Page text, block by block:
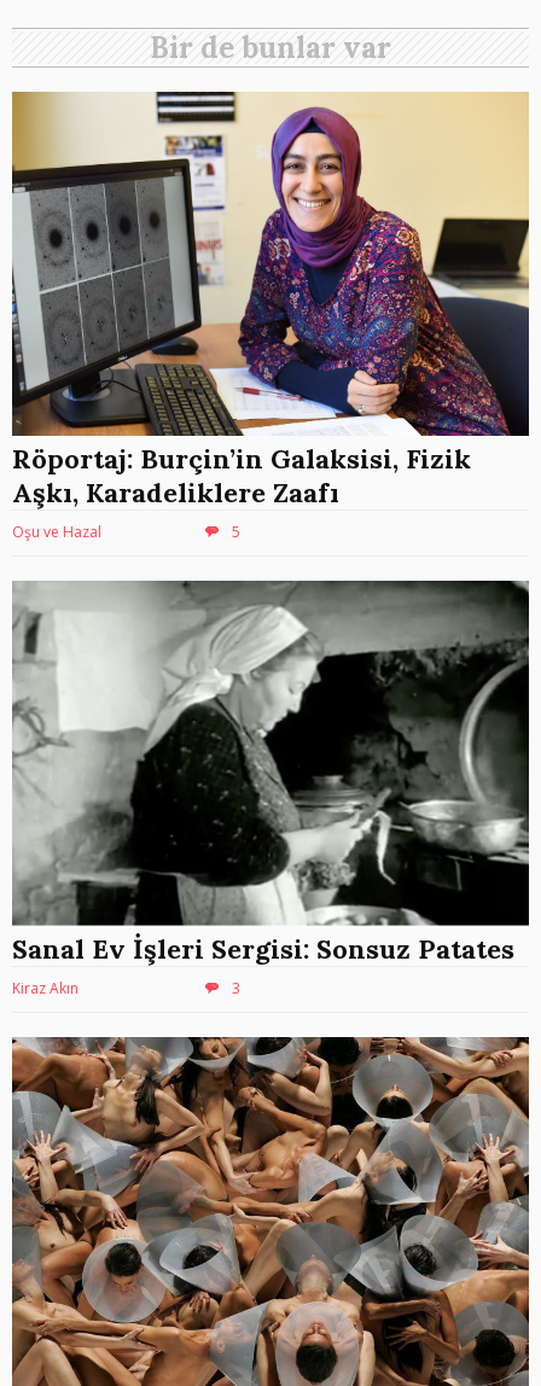
Bir de bunlar var
Röportaj: Burçin’in Galaksisi, Fizik
Aşkı, Karadeliklere Zaafı
Oşu ve Hazal 5
Sanal Ev İşleri Sergisi: Sonsuz Patates
Kiraz Akın 3